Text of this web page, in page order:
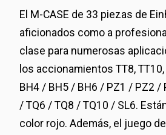
El M-CASE de 33 piezas de
aficionados como a
clase para numerosas
los accionamientos TT8,
BH4 / BH5 / BH6 / PZ1 / PZ2
/ TQ6 / TQ8 / TQ10 / SL6.
color rojo. Además, el juego